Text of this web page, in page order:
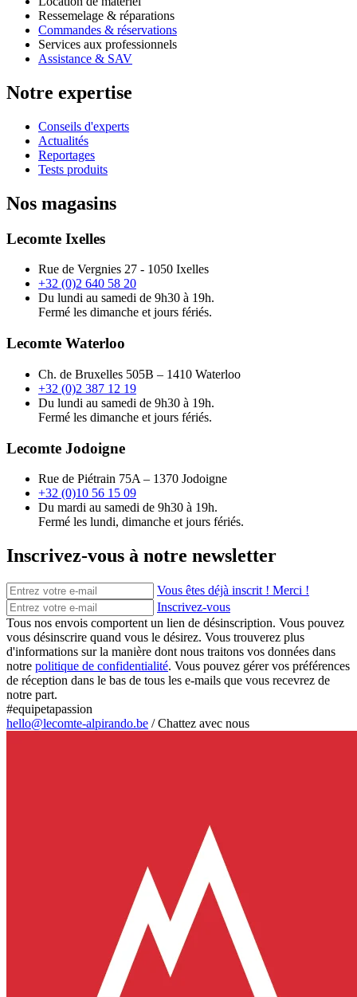
Ressemelage & réparations
Commandes & réservations
Services aux professionnels
Assistance & SAV
Notre expertise
Conseils d'experts
Actualités
Reportages
Tests produits
Nos magasins
Lecomte Ixelles
Rue de Vergnies 27 - 1050 Ixelles
+32 (0)2 640 58 20
Du lundi au samedi de 9h30 à 19h.
Fermé les dimanche et jours fériés.
Lecomte Waterloo
Ch. de Bruxelles 505B – 1410 Waterloo
+32 (0)2 387 12 19
Du lundi au samedi de 9h30 à 19h.
Fermé les dimanche et jours fériés.
Lecomte Jodoigne
Rue de Piétrain 75A – 1370 Jodoigne
+32 (0)10 56 15 09
Du mardi au samedi de 9h30 à 19h.
Fermé les lundi, dimanche et jours fériés.
Inscrivez-vous à notre newsletter
Vous êtes déjà inscrit ! Merci !
Inscrivez-vous
Tous nos envois comportent un lien de désinscription. Vous pouvez
vous désinscrire quand vous le désirez. Vous trouverez plus
d'informations sur la manière dont nous traitons vos données dans
notre politique de confidentialité. Vous pouvez gérer vos préférences
de réception dans le bas de tous les e-mails que vous recevrez de
notre part.
#equipetapassion
hello@lecomte-alpirando.be /Chattez avec nous